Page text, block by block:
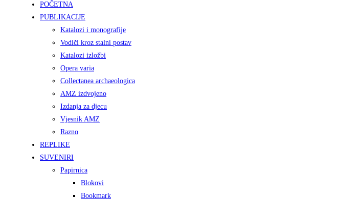
POČETNA
PUBLIKACIJE
Katalozi i monografije
Vodiči kroz stalni postav
Katalozi izložbi
Opera varia
Collectanea archaeologica
AMZ izdvojeno
Izdanja za djecu
Vjesnik AMZ
Razno
REPLIKE
SUVENIRI
Papirnica
Blokovi
Bookmark